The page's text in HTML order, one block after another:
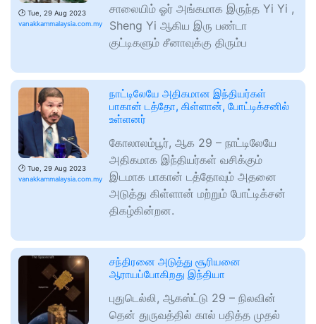
🕑 Tue, 29 Aug 2023
vanakkammalaysia.com.my
சாலையிம் ஓர் அங்கமாக இருந்த Yi Yi ,
Sheng Yi ஆகிய இரு பண்டா
குட்டிகளும் சீனாவுக்கு திரும்ப
🕑 Tue, 29 Aug 2023
vanakkammalaysia.com.my
நாட்டிலேயே அதிகமான இந்தியர்கள்
பாகான் டத்தோ, கிள்ளான், போட்டிக்சனில்
உள்ளனர்
கோலாலம்பூர், ஆக 29 – நாட்டிலேயே
அதிகமாக இந்தியர்கள் வசிக்கும்
இடமாக பாகான் டத்தோவும் அதனை
அடுத்து கிள்ளான் மற்றும் போட்டிக்சன்
திகழ்கின்றன.
சந்திரனை அடுத்து சூரியனை
ஆராயப்போகிறது இந்தியா
புதுடெல்லி, ஆகஸ்ட்டு 29 – நிலவின்
தென் துருவத்தில் கால் பதித்த முதல்